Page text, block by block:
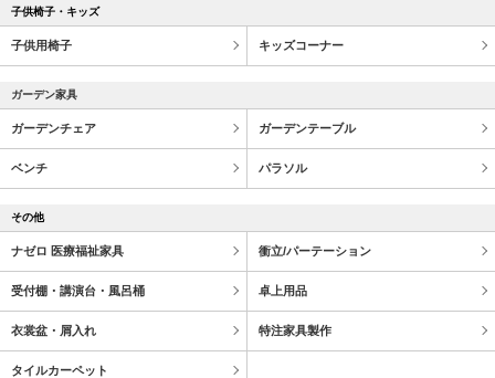
子供椅子・キッズ
子供用椅子 キッズコーナー
ガーデン家具
ガーデンチェア ガーデンテーブル
ベンチ パラソル
その他
ナゼロ 医療福祉家具 衝立/パーテーション
受付棚・講演台・風呂桶 卓上用品
衣裳盆・屑入れ 特注家具製作
タイルカーペット